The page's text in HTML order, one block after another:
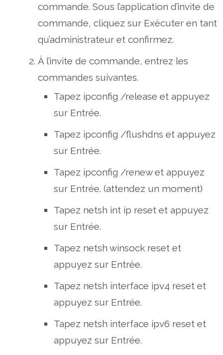
commande. Sous l’application d’invite de
commande, cliquez sur Exécuter en tant
qu’administrateur et confirmez.
À l’invite de commande, entrez les
commandes suivantes.
Tapez ipconfig /release et appuyez
sur Entrée.
Tapez ipconfig /flushdns et appuyez
sur Entrée.
Tapez ipconfig /renew et appuyez
sur Entrée. (attendez un moment)
Tapez netsh int ip reset et appuyez
sur Entrée.
Tapez netsh winsock reset et
appuyez sur Entrée.
Tapez netsh interface ipv4 reset et
appuyez sur Entrée.
Tapez netsh interface ipv6 reset et
appuyez sur Entrée.